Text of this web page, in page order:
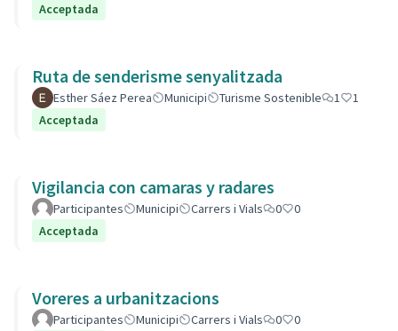
Acceptada
Ruta de senderisme senyalitzada
Esther Sáez Perea Municipi Turisme Sostenible 1
1
Acceptada
Vigilancia con camaras y radares
Participantes Municipi Carrers i Vials 0
0
Acceptada
Voreres a urbanitzacions
Participantes Municipi Carrers i Vials 0
0